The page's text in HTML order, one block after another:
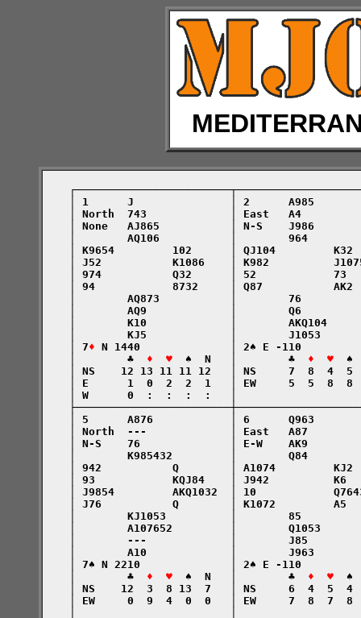
│ 1      J               │ 2      A985
│ North  743             │ East   A4
│ None   AJ865           │ N-S    J986
│        AQ106           │        964
│ K9654         102      │ QJ104
│ J52           K1086    │ K982
│ 974           Q32      │ 52            73
│ 94            8732     │ Q87
│        AQ873           │        76
│        AQ9             │        Q6
│        K10             │        AKQ104
│        KJ5             │        J1053
    │ 7
♦ N 1440              │ 2♠ E -110
    │        ♣
♦  ♥
  ♠  N   │        ♣
♦  ♥
♠
│ NS    12 13 11 11 12   │ NS     7  8  4
│ E      1  0  2  2  1   │ EW     5  5  8
│ W      0  :  :  :  :   │
│ 5      A876            │ 6      Q963
│ North  ---             │ East   A87
│ N-S    76              │ E-W    AK9
│        K985432         │        Q84
│ 942           Q        │ A1074
│ 93            KQJ84    │ J942          K6
│ J9854         AKQ1032  │ 10
│ J76           Q        │ K1072         A5
│        KJ1053          │        85
│        A107652         │        Q1053
│        ---             │        J85
│        A10             │        J963
│ 7♠ N 2210              │ 2♠ E -110
    │        ♣
♦  ♥
  ♠  N   │        ♣
♦  ♥
♠
│ NS    12  3  8 13  7   │ NS     6  4  5
│ EW     0  9  4  0  0   │ EW     7  8  7